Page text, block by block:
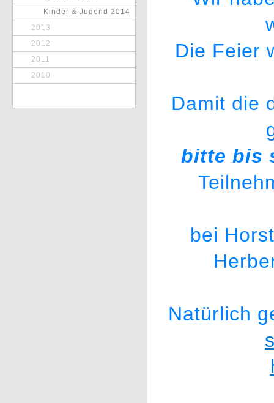
Kinder & Jugend 2014
2013
2012
2011
2010
Die Feier
Damit die
bitte bis
bei
Natürlich